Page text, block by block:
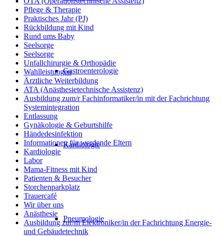
Gastroenterologie
Kardiologie
Pneumologie
Pflege & Therapie
Praktisches Jahr (PJ)
Rückbildung mit Kind
Rund ums Baby
Seelsorge
Seelsorge
Unfallchirurgie & Orthopädie
Wahlleistungen
Ärztliche Weiterbildung
ATA (Anästhesietechnische Assistenz)
Ausbildung zum/r Fachinformatiker/in mit der Fachrichtung
Systemintegration
Entlassung
Gynäkologie & Geburtshilfe
Händedesinfektion
Informationen für werdende Eltern
Kardiologie
Labor
Mama-Fitness mit Kind
Patienten & Besucher
Storchenparkplatz
Trauercafé
Wir über uns
Anästhesie
Ausbildung zur/m Elektroniker/in der Fachrichtung Energie-
und Gebäudetechnik